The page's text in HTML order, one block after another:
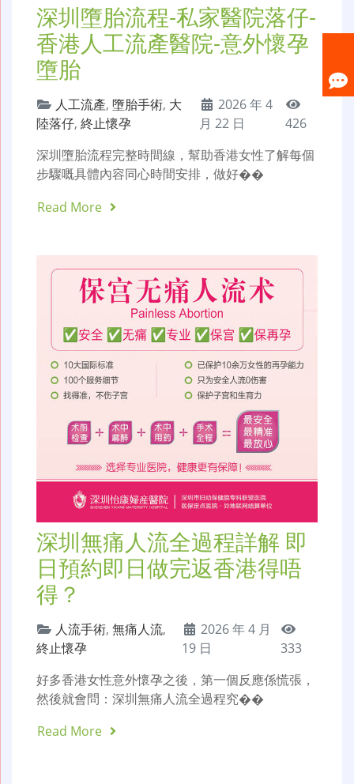
深圳墮胎流程-私家醫院落仔-
香港人工流產醫院-意外懷孕
墮胎
人工流產, 墮胎手術, 大
陸落仔, 終止懷孕
2026 年 4
月 22 日
426
深圳墮胎流程完整時間線，幫助香港女性了解每個
步驟嘅具體內容同心時間安排，做好��
Read More
深圳無痛人流全過程詳解 即
日預約即日做完返香港得唔
得？
人流手術, 無痛人流,
終止懷孕
2026 年 4 月
19 日
333
好多香港女性意外懷孕之後，第一個反應係慌張，
然後就會問：深圳無痛人流全過程究��
Read More